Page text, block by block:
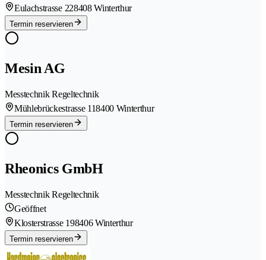
Eulachstrasse 228408 Winterthur
Termin reservieren
Mesin AG
Messtechnik Regeltechnik
Mühlebrückestrasse 118400 Winterthur
Termin reservieren
Rheonics GmbH
Messtechnik Regeltechnik
Geöffnet
Klosterstrasse 198406 Winterthur
Termin reservieren